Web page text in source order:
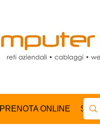
PRENOTA ONLINE